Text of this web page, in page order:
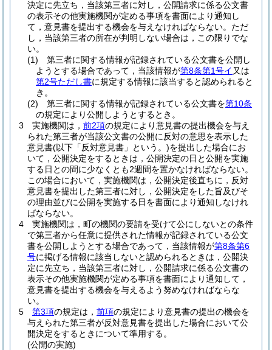
決定に先立ち，当該第三者に対し，公開請求に係る公文書
の表示その他実施機関が定める事項を書面により通知し
て，意見書を提出する機会を与えなければならない。 ただ
し，当該第三者の所在が判明しない場合は，この限りでな
い。
(1)
第三者に関する情報が記録されている公文書を公開し
ようとする場合であって，当該情報が第8条第1号イ 又は
第2号ただし書に規定する情報に該当すると認められると
き。
(2)
第三者に関する情報が記録されている公文書を第10条
の規定により公開しようとするとき。
3
実施機関は， 前2項の規定により意見書の提出機会を与え
られた第三者が当該公文書の公開に反対の意思を表示した
意見書(以下「反対意見書」という。)を提出した場合にお
いて，公開決定をするときは，公開決定の日と公開を実施
する日との間に少なくとも2週間を置かなければならない。
この場合において，実施機関は，公開決定後直ちに，反対
意見書を提出した第三者に対し，公開決定をした旨及びそ
の理由並びに公開を実施する日を書面により通知しなけれ
ばならない。
4
実施機関は，町の機関の要請を受けて公にしないとの条件
で第三者から任意に提供された情報が記録されている公文
書を公開しようとする場合であって，当該情報が第8条第6
号に掲げる情報に該当しないと認められるときは，公開決
定に先立ち，当該第三者に対し，公開請求に係る公文書の
表示その他実施機関が定める事項を書面により通知して，
意見書を提出する機会を与えるよう努めなければならな
い。
5
第3項の規定は， 前項の規定により意見書の提出の機会を
与えられた第三者が反対意見書を提出した場合において公
開決定をするときについて準用する。
(公開の実施)